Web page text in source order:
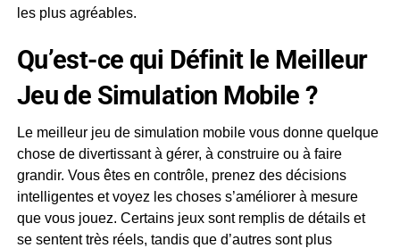
Voir
les plus agréables.
Qu’est-ce qui Définit le Meilleur
Jeu de Simulation Mobile ?
Le meilleur jeu de simulation mobile vous donne quelque
chose de divertissant à gérer, à construire ou à faire
grandir. Vous êtes en contrôle, prenez des décisions
intelligentes et voyez les choses s’améliorer à mesure
que vous jouez. Certains jeux sont remplis de détails et
se sentent très réels, tandis que d’autres sont plus